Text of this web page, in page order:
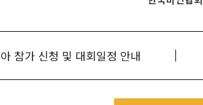
참가 신청 및 대회일정 안내